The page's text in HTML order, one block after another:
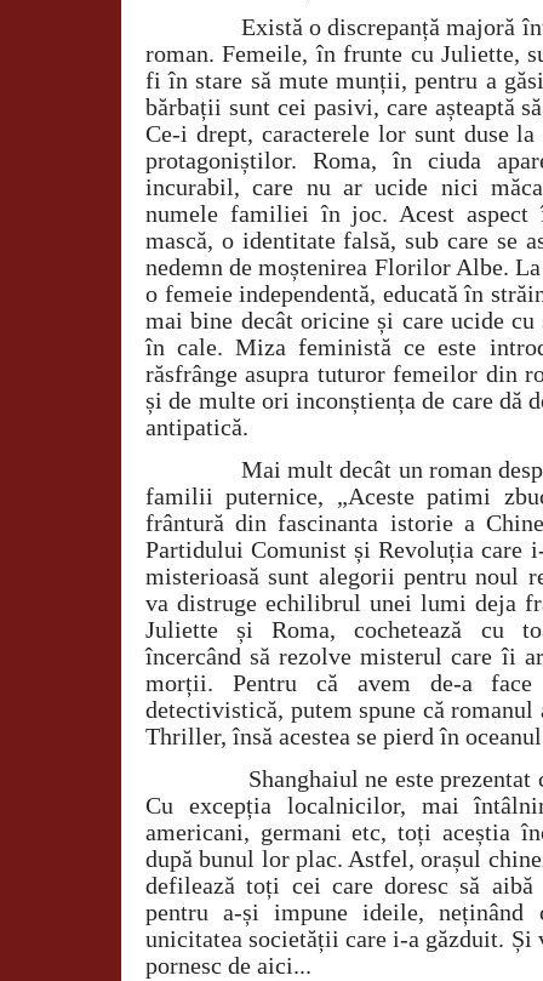
Există o discrepanță majoră
roman. Femeile, în frunte cu Juliette,
fi în stare să mute munții, pentru a
bărbații sunt cei pasivi, care așteaptă
Ce-i drept, caracterele lor sunt duse
protagoniștilor. Roma, în ciuda
incurabil, care nu ar ucide nici
numele familiei în joc. Acest
mască, o identitate falsă, sub care se
nedemn de moștenirea Florilor Albe.
o femeie independentă, educată în
mai bine decât oricine și care ucide
în cale. Miza feministă ce este
răsfrânge asupra tuturor femeilor din
și de multe ori inconștiența de care dă
antipatică.
Mai mult decât un roman
familii puternice, „Aceste patimi
frântură din fascinanta istorie a
Partidului Comunist și Revoluția care
misterioasă sunt alegorii pentru noul
va distruge echilibrul unei lumi deja
Juliette și Roma, cochetează cu
încercând să rezolve misterul care îi
morții. Pentru că avem de-a face
detectivistică, putem spune că romanul
Thriller, însă acestea se pierd în
Shanghaiul ne este
Cu excepția localnicilor, mai
americani, germani etc, toți aceștia
după bunul lor plac. Astfel, orașul
defilează toți cei care doresc să
pentru a-și impune ideile,
unicitatea societății care i-a găzduit. Și
pornesc de aici...